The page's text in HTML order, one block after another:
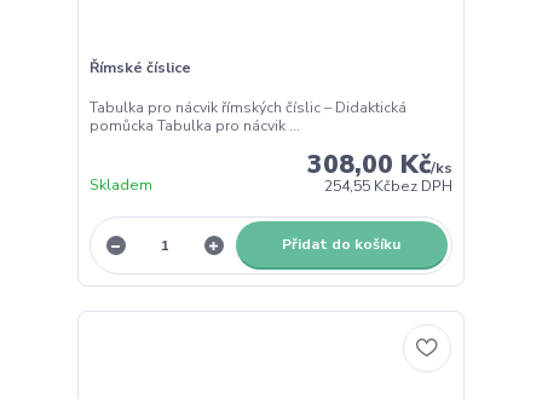
Římské číslice
Tabulka pro nácvik římských číslic – Didaktická
pomůcka Tabulka pro nácvik ...
308,00 Kč/ks
254,55 Kčbez DPH
Skladem
Přidat do košíku